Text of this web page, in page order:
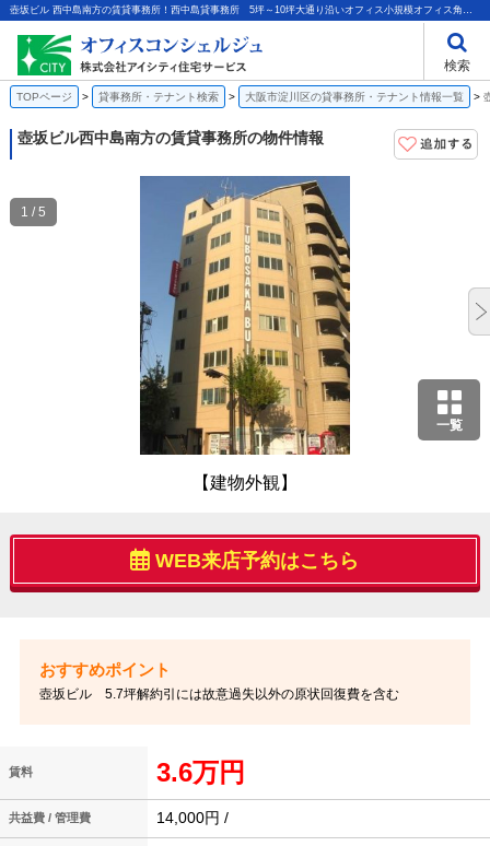
検索
壺坂ビル 西中島南方の賃貸事務所！西中島貸事務所 5坪～10坪大通り沿いオフィス小規模オフィス角地光ファイバー｜株式会社アイシティ住宅サービス
TOPページ 貸事務所・テナント検索 大阪市淀川区の貸事務所・テナント情報一覧
壺坂ビル西中島南方の賃貸事務所の物件情報
一覧
【建物外観】
1 / 5
WEB来店予約はこちら
壺坂ビル 5.7坪解約引には故意過失以外の原状回復費を含む
賃料 3.6万円
共益費 / 管理費 14,000円 /